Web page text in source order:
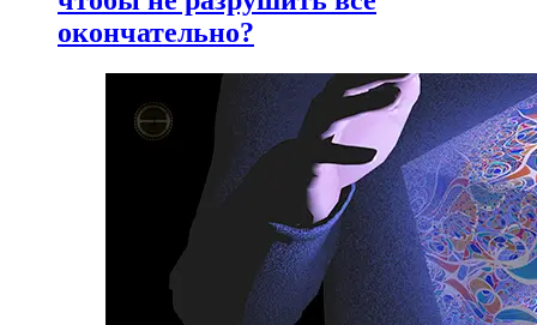
окончательно?